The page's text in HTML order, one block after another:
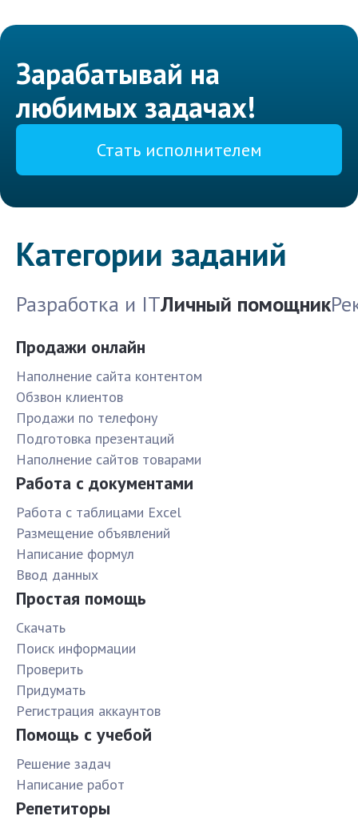
Зарабатывай на
любимых задачах!
Стать исполнителем
Категории заданий
Разработка и ITЛичный помощник
Продажи онлайн
Наполнение сайта контентом
Обзвон клиентов
Продажи по телефону
Подготовка презентаций
Наполнение сайтов товарами
Работа с документами
Работа с таблицами Excel
Размещение объявлений
Написание формул
Ввод данных
Простая помощь
Скачать
Поиск информации
Проверить
Придумать
Pегистрация аккаунтов
Помощь с учебой
Решение задач
Написание работ
Репетиторы